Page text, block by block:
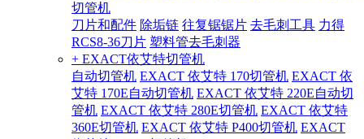
切管机
刀片和配件 除垢链 往复锯锯片 去毛刺工具 力得
RCS8-36刀片 塑料管去毛刺器
+ EXACT依艾特切管机
自动切管机 EXACT 依艾特 170切管机 EXACT 依
艾特 170E自动切管机 EXACT 依艾特 220E自动切
管机 EXACT 依艾特 280E切管机 EXACT 依艾特
360E切管机 EXACT 依艾特 P400切管机 EXACT